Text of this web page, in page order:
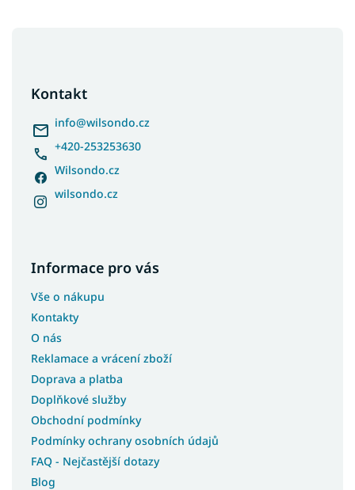
Kontakt
info@wilsondo.cz
+420-253253630
Wilsondo.cz
wilsondo.cz
Informace pro vás
Vše o nákupu
Kontakty
O nás
Reklamace a vrácení zboží
Doprava a platba
Doplňkové služby
Obchodní podmínky
Podmínky ochrany osobních údajů
FAQ - Nejčastější dotazy
Blog